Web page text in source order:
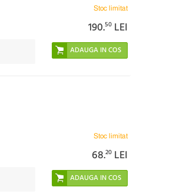
Stoc limitat
190.50 LEI
Stoc limitat
68.20 LEI